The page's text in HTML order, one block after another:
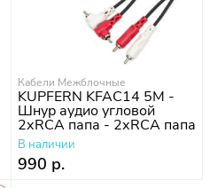
Кабели Межблочные
KUPFERN KFAC14 5M -
Шнур аудио угловой
2хRCA папа - 2хRCA папа
В наличии
990 р.